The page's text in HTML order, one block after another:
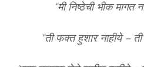
“मी निष्ठेची भीक मागत
“ती फक्त हुशार नाहीये –